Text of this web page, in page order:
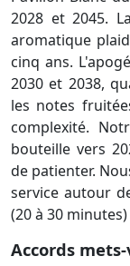
2028 et 2045.
aromatique
cinq ans.
2030 et 2038,
les notes
complexité.
bouteille vers
de patienter.
service autour
(20 à 30
Accords